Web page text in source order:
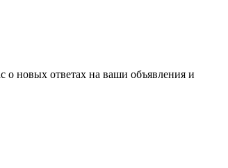
о новых ответах на ваши объявления и